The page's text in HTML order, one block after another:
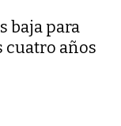
baja para
cuatro años